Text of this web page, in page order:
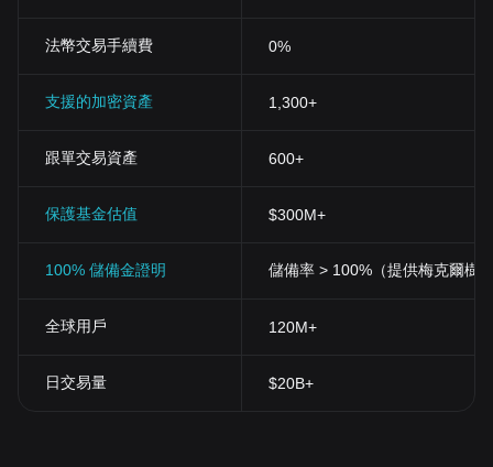
法幣交易手續費 0%
支援的加密資產 1,300+
跟單交易資產 600+
保護基金估值 $300M+
100% 儲備金證明 儲備率 > 100%（提供梅克爾樹
全球用戶 120M+
日交易量 $20B+